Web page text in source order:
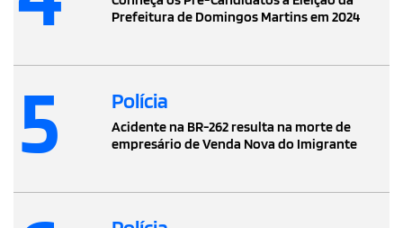
Prefeitura de Domingos Martins em 2024
5 Polícia
Acidente na BR-262 resulta na morte de
empresário de Venda Nova do Imigrante